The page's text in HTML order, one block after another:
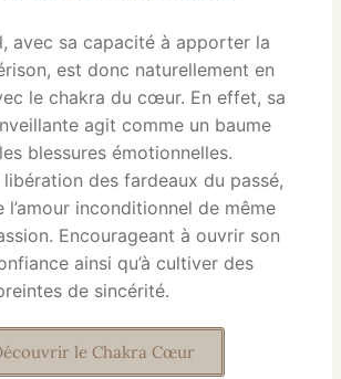
avec sa capacité à apporter la
est donc naturellement en
le chakra du cœur. En effet, sa
agit comme un baume
blessures émotionnelles.
des fardeaux du passé,
l’amour inconditionnel de même
Encourageant à ouvrir son
ainsi qu’à cultiver des
de sincérité.
le Chakra Cœur